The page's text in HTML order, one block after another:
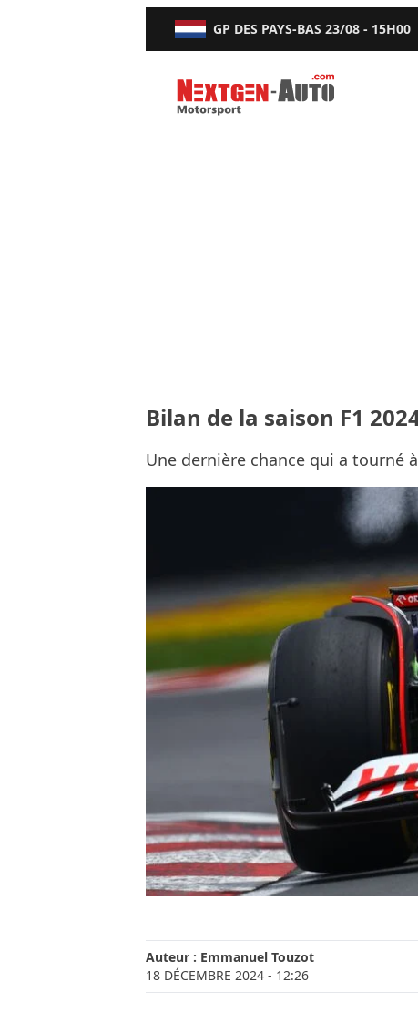
GP DES PAYS-BAS 23/08 - 15H00
Nextgen-Auto.com
Bilan de la saison F1
Une dernière chance qui a tourné
Auteur : Emmanuel Touzot
18 DÉCEMBRE 2024 - 12:26